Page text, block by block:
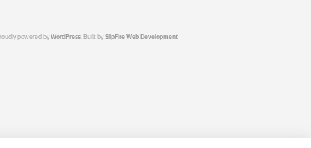
powered byWordPress. Built bySlipFire Web Development